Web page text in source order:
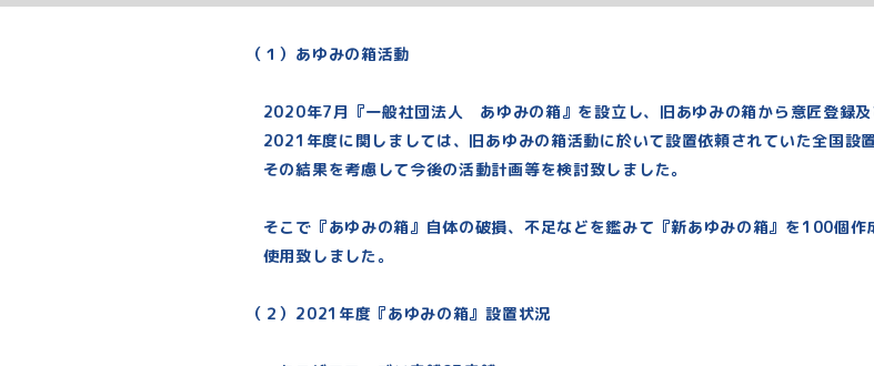
（１）あゆみの箱活動
2020年7月『一般社団法人 あゆみの箱』を設立し、旧あゆみの箱から意匠登録
2021年度に関しましては、旧あゆみの箱活動に於いて設置依頼されていた全国設
その結果を考慮して今後の活動計画等を検討致しました。
そこで『あゆみの箱』自体の破損、不足などを鑑みて『新あゆみの箱』を100個
使用致しました。
（２）2021年度『あゆみの箱』設置状況